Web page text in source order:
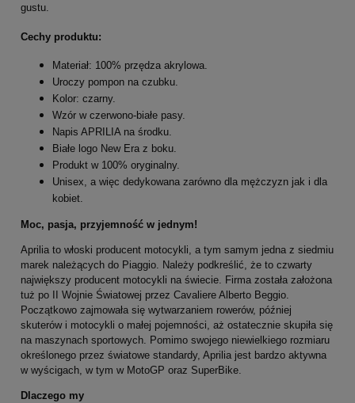
gustu.
Cechy produktu:
Materiał: 100% przędza akrylowa.
Uroczy pompon na czubku.
Kolor: czarny.
Wzór w czerwono-białe pasy.
Napis APRILIA na środku.
Białe logo New Era z boku.
Produkt w 100% oryginalny.
Unisex, a więc dedykowana zarówno dla mężczyzn jak i dla
kobiet.
Moc, pasja, przyjemność w jednym!
Aprilia to włoski producent motocykli, a tym samym jedna z siedmiu
marek należących do Piaggio. Należy podkreślić, że to czwarty
największy producent motocykli na świecie. Firma została założona
tuż po II Wojnie Światowej przez Cavaliere Alberto Beggio.
Początkowo zajmowała się wytwarzaniem rowerów, później
skuterów i motocykli o małej pojemności, aż ostatecznie skupiła się
na maszynach sportowych. Pomimo swojego niewielkiego rozmiaru
określonego przez światowe standardy, Aprilia jest bardzo aktywna
w wyścigach, w tym w MotoGP oraz SuperBike.
Dlaczego my